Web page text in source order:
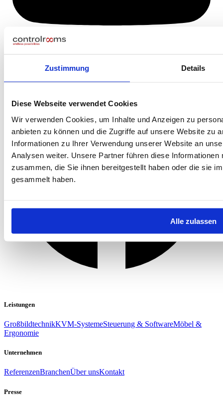
Zustimmung Details
Diese Webseite verwendet Cookies
Wir verwenden Cookies, um Inhalte und Anzeigen zu
anbieten zu können und die Zugriffe auf unsere Website zu
Informationen zu Ihrer Verwendung unserer Website an
Analysen weiter. Unsere Partner führen diese
zusammen, die Sie ihnen bereitgestellt haben oder die sie
gesammelt haben.
Alle zulassen
Leistungen
GroßbildtechnikKVM-SystemeSteuerung & SoftwareMöbel &
Ergonomie
Unternehmen
ReferenzenBranchenÜber unsKontakt
Presse